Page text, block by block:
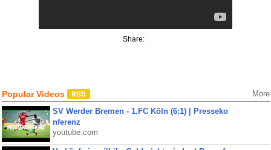
Share:
Popular Videos More
SV Werder Bremen - 1.FC Köln (6:1) | Presseko
nferenz
youtube.com